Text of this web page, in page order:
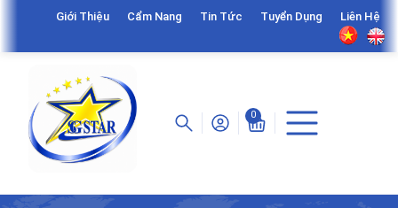
Giới Thiệu Cẩm Nang Tin Tức Tuyển Dụng Liên Hệ
0